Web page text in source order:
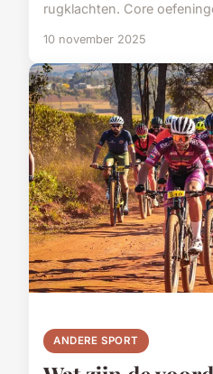
rugklachten. Core
10 november 2025
ANDERE SPORT